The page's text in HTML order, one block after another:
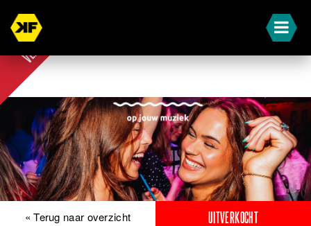
UIT-
VERKOCHT
« Terug naar overzicht UITVERKOCHT